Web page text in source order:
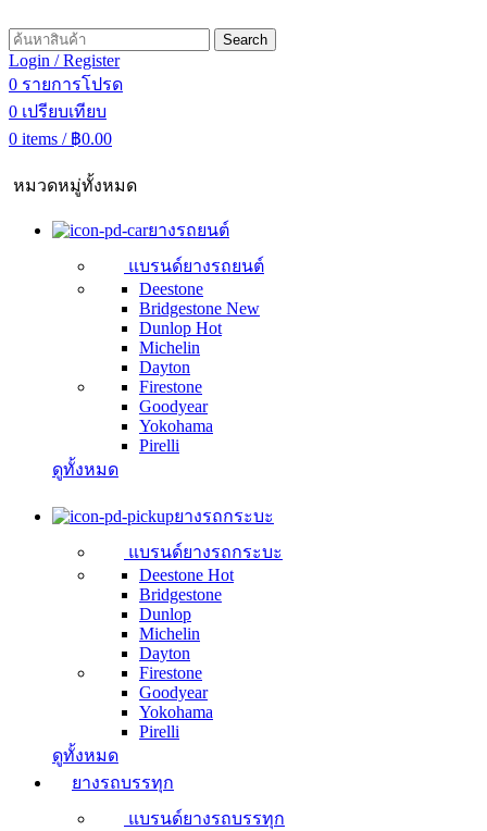
Search
Login / Register
0 รายการโปรด
0 เปรียบเทียบ
0 items / ฿0.00
หมวดหมู่ทั้งหมด
ยางรถยนต์
แบรนด์ยางรถยนต์
Deestone
Bridgestone New
Dunlop Hot
Michelin
Dayton
Firestone
Goodyear
Yokohama
Pirelli
ดูทั้งหมด
ยางรถกระบะ
แบรนด์ยางรถกระบะ
Deestone Hot
Bridgestone
Dunlop
Michelin
Dayton
Firestone
Goodyear
Yokohama
Pirelli
ดูทั้งหมด
ยางรถบรรทุก
แบรนด์ยางรถบรรทุก